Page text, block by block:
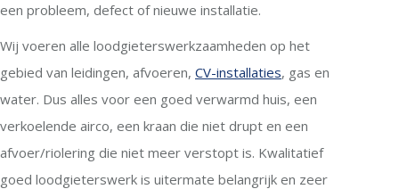
een probleem, defect of nieuwe installatie.
Wij voeren alle loodgieterswerkzaamheden op het
gebied van leidingen, afvoeren, CV-installaties, gas en
water. Dus alles voor een goed verwarmd huis, een
verkoelende airco, een kraan die niet drupt en een
afvoer/riolering die niet meer verstopt is. Kwalitatief
goed loodgieterswerk is uitermate belangrijk en zeer